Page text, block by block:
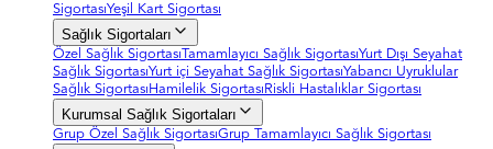
SigortasıYeşil Kart Sigortası
Sağlık Sigortaları
Özel Sağlık SigortasıTamamlayıcı Sağlık SigortasıYurt Dışı Seyahat
Sağlık SigortasıYurt içi Seyahat Sağlık SigortasıYabancı Uyruklular
Sağlık Sigortası Hamilelik Sigortası Riskli Hastalıklar Sigortası
Kurumsal Sağlık Sigortaları
Grup Özel Sağlık SigortasıGrup Tamamlayıcı Sağlık Sigortası